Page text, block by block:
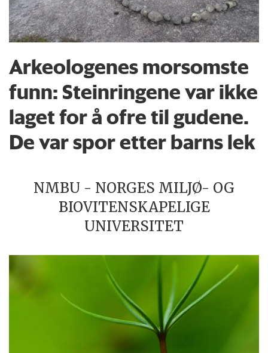
Arkeologenes morsomste
funn: Steinringene var ikke
laget for å ofre til gudene.
De var spor etter barns lek
NMBU - NORGES MILJØ- OG
BIOVITENSKAPELIGE
UNIVERSITET